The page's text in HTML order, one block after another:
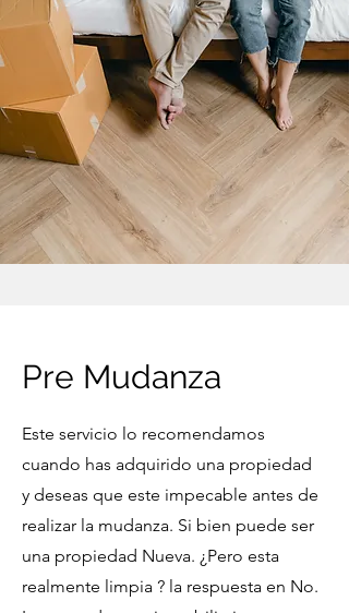
Pre Mudanza
Este servicio lo recomendamos
cuando has adquirido una propiedad
y deseas que este impecable antes de
realizar la mudanza. Si bien puede ser
una propiedad Nueva. ¿Pero esta
realmente limpia ? la respuesta en No.